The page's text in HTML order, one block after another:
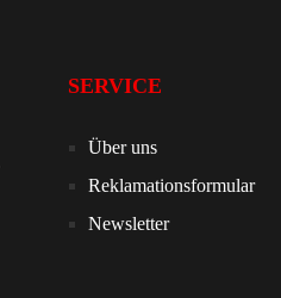
SERVICE
Über uns
Reklamationsformular
Newsletter